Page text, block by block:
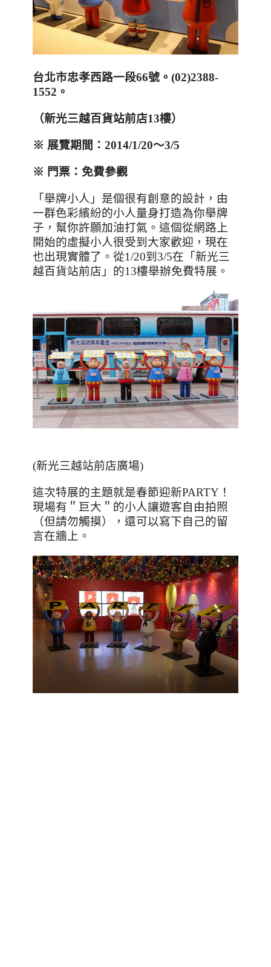
台北市忠孝西路一段66號 。(02)2388-
1552。
（新光三越百貨站前店13樓）
※ 展覽期間： 2014/1/20～3/5
※ 門票：免費參觀
「舉牌小人」是個很有創意的設計，由
一群色彩繽紛的小人量身打造為你舉牌
子，幫你許願加油打氣。這個從網路上
開始的虛擬小人很受到大家歡迎，現在
也出現實體了。從1/20到 3/5在「新光三
越百貨站前店」的13樓舉辦免費特展。
(新光三越站前店廣場)
這次特展的主題就是春節迎新PARTY ！
現場有＂巨大＂的小人讓遊客自由拍照
（但請勿觸摸），還可以寫下自己的留
言在牆上。